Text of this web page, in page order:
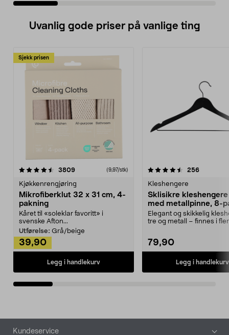
Uvanlig gode priser på vanlige ting
Sjekk prisen
3809anmeldelser(9,97/stk)
Kjøkkenrengjøring
Mikrofiberklut 32 x 31 cm, 4-
pakning
Kåret til «soleklar favoritt» i
svenske Afton...
Utførelse: Grå/beige
39,90
Legg i handlekurv
4.5av 5 stjerner 256
Kleshengere
Sklisikre
med metallpinne, 8-
Elegant og skikkelig
tre og metall – finnes i
79,90
Legg i handlekurv
4.5av 5 stjerner
Bunntekst
Kundeservice